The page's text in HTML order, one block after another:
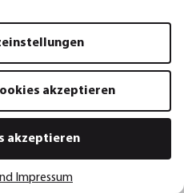
für
akzeptieren
akzeptieren
Impressum